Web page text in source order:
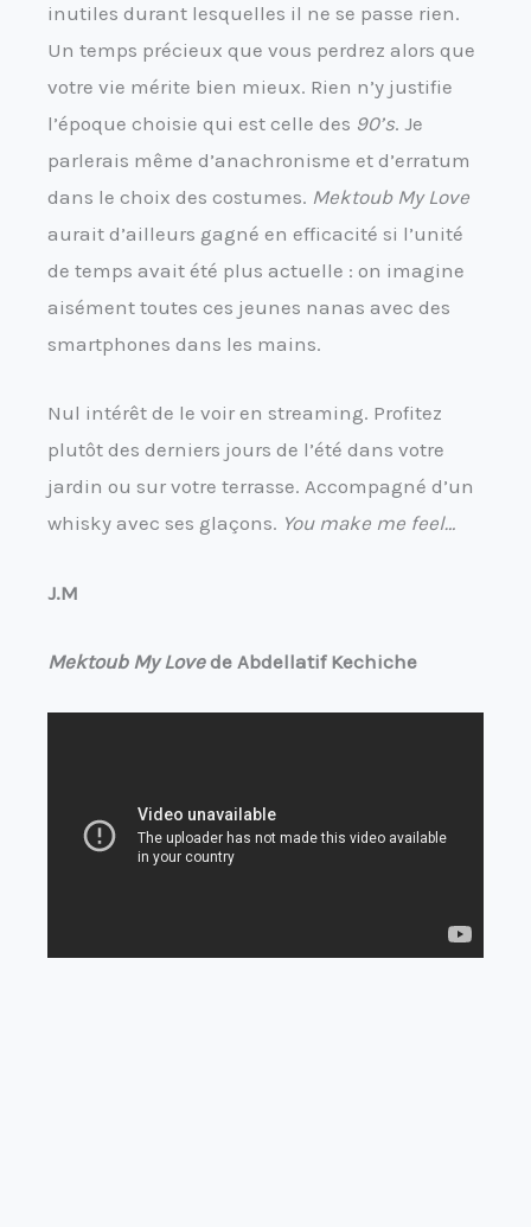
inutiles durant lesquelles il ne se passe rien.
Un temps précieux que vous perdrez alors que
votre vie mérite bien mieux. Rien n’y justifie
l’époque choisie qui est celle des 90’s. Je
parlerais même d’anachronisme et d’erratum
dans le choix des costumes. Mektoub My Love
aurait d’ailleurs gagné en efficacité si l’unité
de temps avait été plus actuelle : on imagine
aisément toutes ces jeunes nanas avec des
smartphones dans les mains.
Nul intérêt de le voir en streaming. Profitez
plutôt des derniers jours de l’été dans votre
jardin ou sur votre terrasse. Accompagné d’un
whisky avec ses glaçons. You make me feel…
J.M
Mektoub My Lovede Abdellatif Kechiche